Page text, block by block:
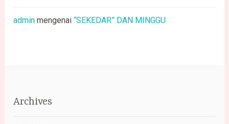
admin mengenai“SEKEDAR” DAN MINGGU
Archives